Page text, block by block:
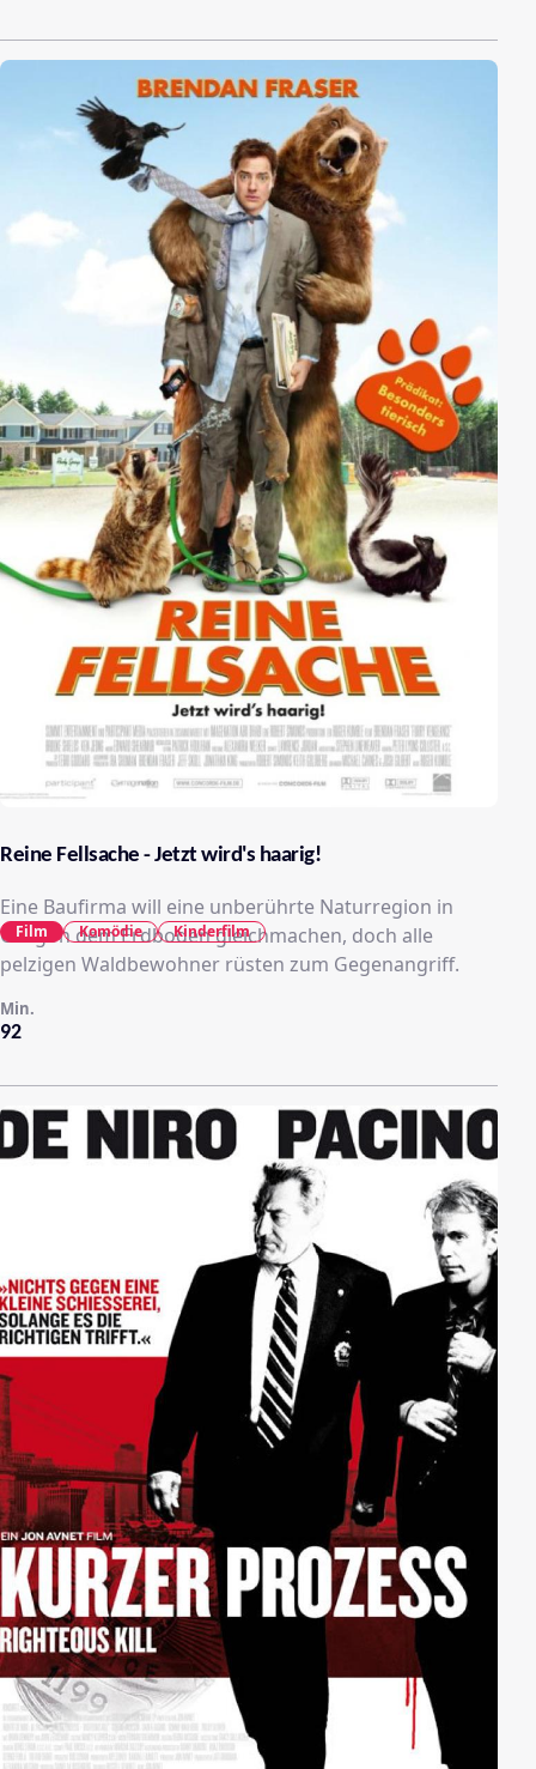
Reine Fellsache - Jetzt wird's haarig!
Eine Baufirma will eine unberührte Naturregion in
Oregon dem Erdboden gleichmachen, doch alle
pelzigen Waldbewohner rüsten zum Gegenangriff.
92
Min.
Film Komödie Kinderfilm